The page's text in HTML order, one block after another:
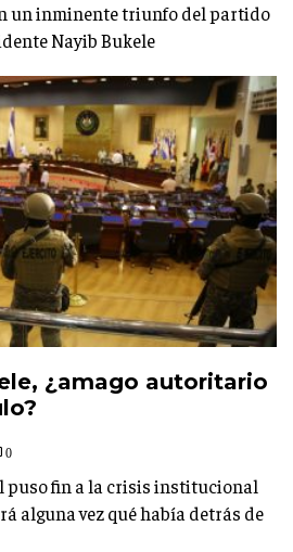
un inminente triunfo del partido
Nayib Bukele
¿amago autoritario
0
puso fin a la crisis institucional
alguna vez qué había detrás de